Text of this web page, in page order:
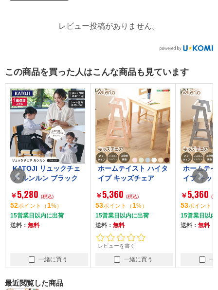
レビュー投稿がありません。
この商品を買った人はこんな商品も見ています
ホームテイスト ハイタ
イプ キッズチェア
O-】HT-CCH--SEPK
セレーヌピンク ハイタ
イプ
￥5,360
53ポイント（
15営業日以内に出荷
送料：
一緒に買う
ホームテイスト ハイタ
イプ キッズチェア
O-】HT-CCH--FBL フ
ィヨルドブルー ハイタ
イプ
￥5,360
53ポイント（
15営業日以内に出荷
送料：
一緒に買う
ア 洗
間：1
￥
58ポイ
在庫有
送料：
最近閲覧した商品